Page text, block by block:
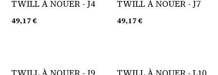
TWILL À NOUER - J4
49,17€
TWILL À NOUER - J7
49,17€